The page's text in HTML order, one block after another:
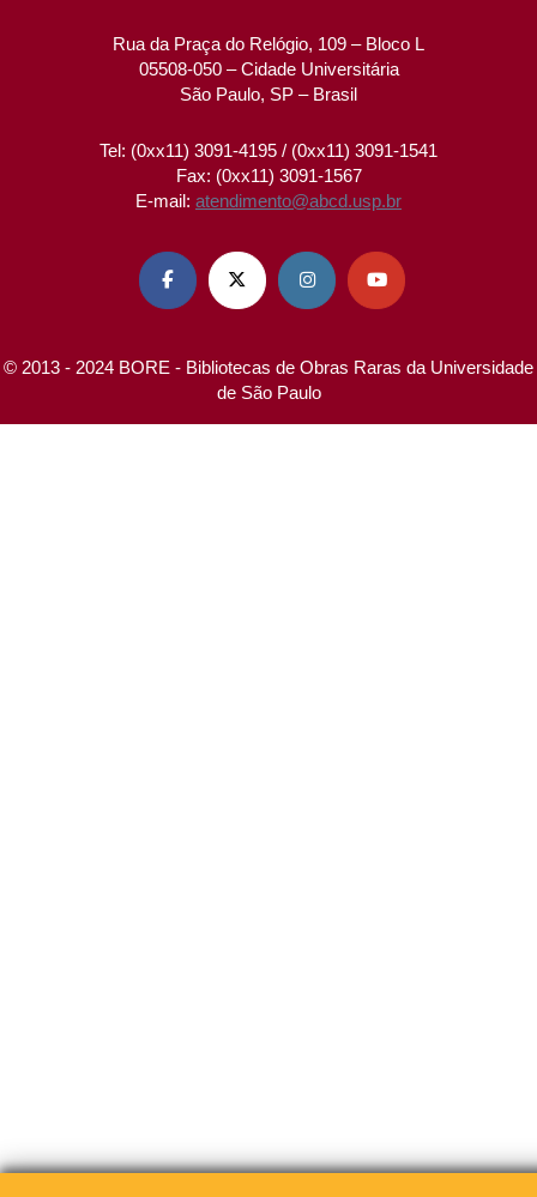
Rua da Praça do Relógio, 109 – Bloco L
05508-050 – Cidade Universitária
São Paulo, SP – Brasil
Tel: (0xx11) 3091-4195 / (0xx11) 3091-1541
Fax: (0xx11) 3091-1567
E-mail: atendimento@abcd.usp.br
   
© 2013 - 2024 BORE - Bibliotecas de Obras Raras da Universidade
de São Paulo